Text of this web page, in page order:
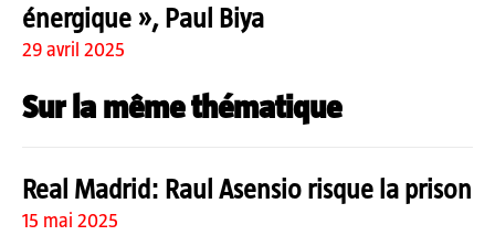
énergique », Paul Biya
29 avril 2025
Sur la même thématique
Real Madrid: Raul Asensio risque la prison
15 mai 2025